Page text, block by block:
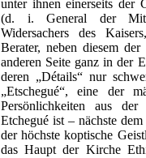
unter ihnen einerseits der
(d. i. General der
Widersachers des
Berater, neben diesem
anderen Seite ganz in der
deren „Détails“ nur
„Etschegué“, eine der
Persönlichkeiten aus
Etchegué ist – nächste
der höchste koptische
das Haupt der Kirche